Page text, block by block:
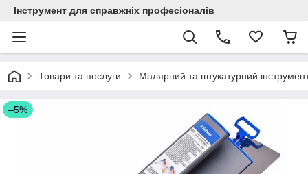
Інструмент для справжніх професіоналів
Товари та послуги Малярний та штукатурний
–5%